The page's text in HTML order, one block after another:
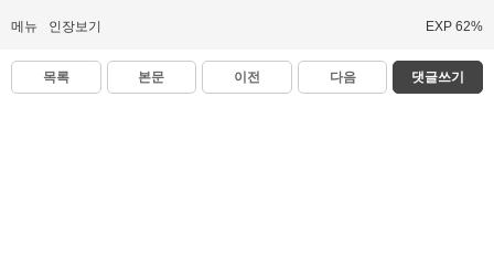
메뉴 인장보기 EXP 62%
목록 본문 이전 다음 댓글쓰기